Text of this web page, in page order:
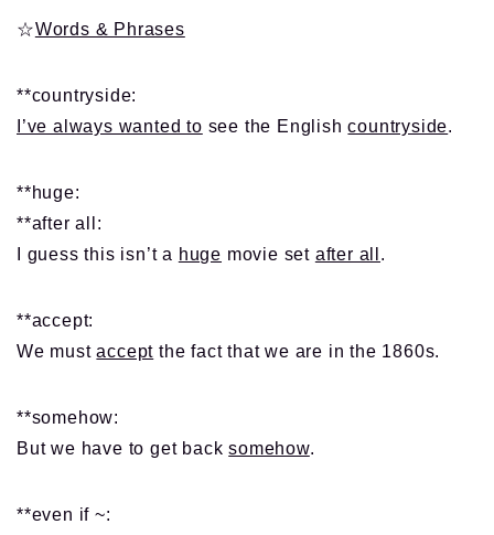
☆Words & Phrases
**countryside:
I’ve always wanted to see the Englishcountryside.
**huge:
**after all:
I guess this isn’t a huge movie set after all .
**accept:
We mustaccept the fact that we are in the 1860s.
**somehow:
But we have to get backsomehow.
**even if ~: